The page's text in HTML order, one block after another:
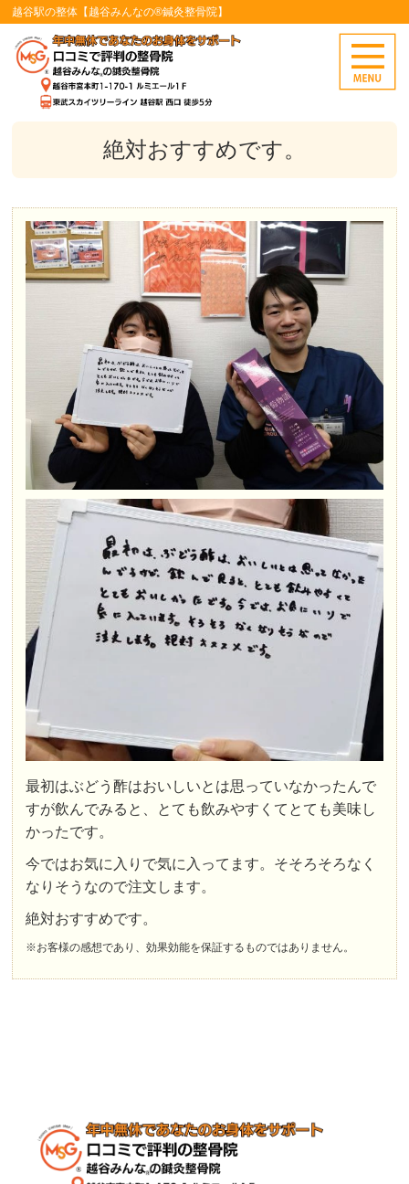
越谷駅の整体【越谷みんなの®鍼灸整骨院】
絶対おすすめです。
最初はぶどう酢はおいしいとは思っていなかったんで
すが飲んでみると、とても飲みやすくてとても美味し
かったです。
今ではお気に入りで気に入ってます。そそろそろなく
なりそうなので注文します。
絶対おすすめです。
※お客様の感想であり、効果効能を保証するものではありません。